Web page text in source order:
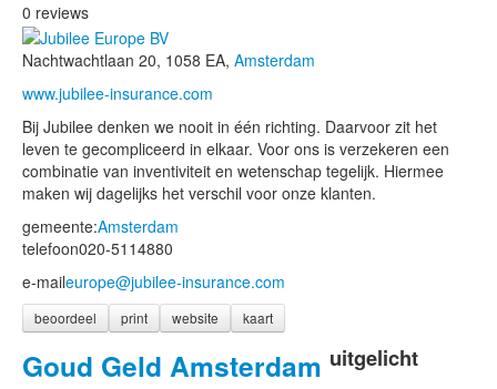
0 reviews
Nachtwachtlaan 20, 1058 EA, Amsterdam
www.jubilee-insurance.com
Bij Jubilee denken we nooit in één richting. Daarvoor zit het
leven te gecompliceerd in elkaar. Voor ons is verzekeren een
combinatie van inventiviteit en wetenschap tegelijk. Hiermee
maken wij dagelijks het verschil voor onze klanten.
gemeente:Amsterdam
telefoon020-5114880
e-maileurope@jubilee-insurance.com
beoordeel print website kaart
Goud Geld Amsterdam uitgelicht